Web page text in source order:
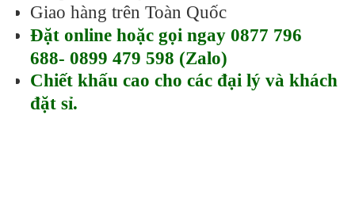
Giao hàng trên Toàn Quốc
Đặt online hoặc gọi ngay 0877 796
688- 0899 479 598 (Zalo)
Chiết khấu cao cho các đại lý và khách
đặt sỉ.